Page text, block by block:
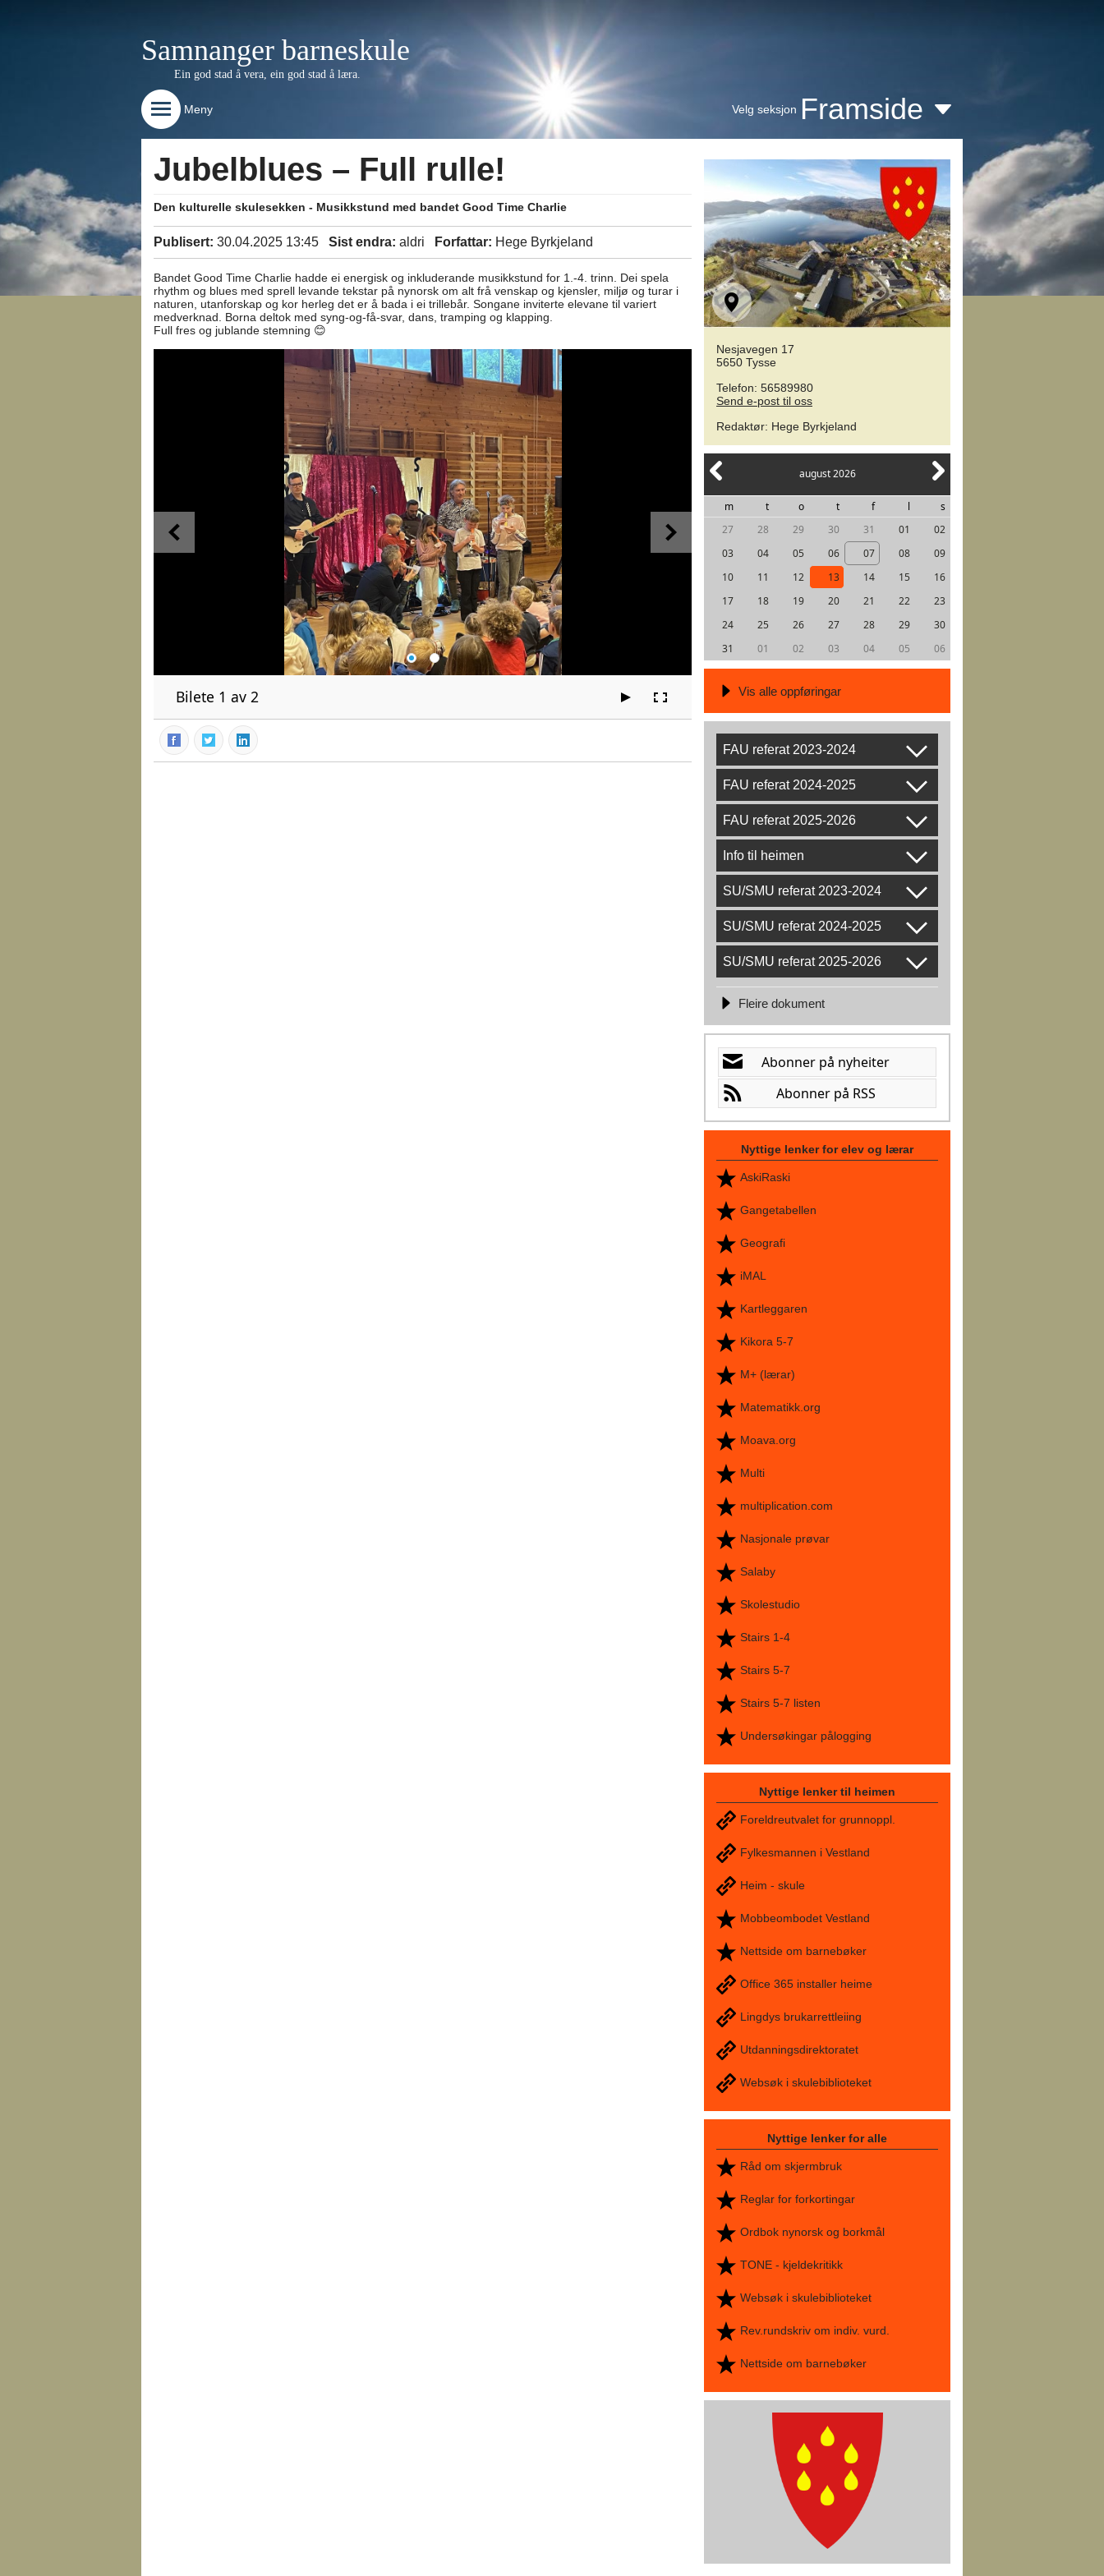
Samnanger barneskule
Ein god stad å vera, ein god stad å læra.
Meny Velg seksjon Framside
Nesjavegen 17
5650 Tysse
Telefon: 56589980
Send e-post til oss
Redaktør: Hege Byrkjeland
august 2026
m t o t f l
s
27
28 29 30 31 01
02
03
04 05 06 07 08
09
10
11 12 13 14 15
16
17
18 19 20 21 22
23
24
25 26 27 28 29
30
31
01 02 03 04 05 06
Vis alle oppføringar
FAU referat 2023-2024
FAU referat 2024-2025
FAU referat 2025-2026
Info til heimen
SU/SMU referat 2023-2024
SU/SMU referat 2024-2025
SU/SMU referat 2025-2026
Fleire dokument
Nyttige lenker for elev og lærar
AskiRaski
Gangetabellen
Geografi
iMAL
Kartleggaren
Kikora 5-7
M+ (lærar)
Matematikk.org
Moava.org
Multi
multiplication.com
Nasjonale prøvar
Salaby
Skolestudio
Stairs 1-4
Stairs 5-7
Stairs 5-7 listen
Undersøkingar pålogging
Nyttige lenker til heimen
Foreldreutvalet for grunnoppl.
Fylkesmannen i Vestland
Heim - skule
Mobbeombodet Vestland
Nettside om barnebøker
Office 365 installer heime
Lingdys brukarrettleiing
Utdanningsdirektoratet
Websøk i skulebiblioteket
Nyttige lenker for alle
Råd om skjermbruk
Reglar for forkortingar
Ordbok nynorsk og borkmål
TONE - kjeldekritikk
Websøk i skulebiblioteket
Rev.rundskriv om indiv. vurd.
Nettside om barnebøker
Jubelblues – Full rulle!
Den kulturelle skulesekken - Musikkstund med bandet Good Time Charlie
Publisert: 30.04.2025 13:45 Sist endra: aldri Forfattar: Hege Byrkjeland
Bandet Good Time Charlie hadde ei energisk og inkluderande musikkstund for 1.-4. trinn. Dei spela
rhythm og blues med sprell levande tekstar på nynorsk om alt frå venskap og kjensler, miljø og turar i
naturen, utanforskap og kor herleg det er å bada i ei trillebår. Songane inviterte elevane til variert
medverknad. Borna deltok med syng-og-få-svar, dans, tramping og klapping.
Full fres og jublande stemning 😊
Bilete 1 av 2